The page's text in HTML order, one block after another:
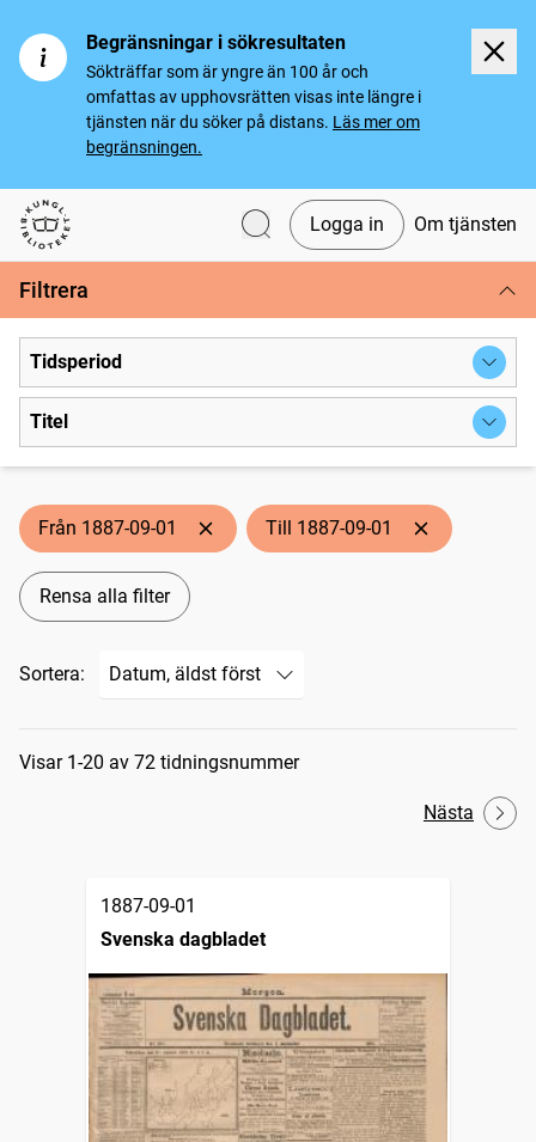
Begränsningar i sökresultaten
Sökträffar som är yngre än 100 år och
omfattas av upphovsrätten visas inte längre i
tjänsten när du söker på distans. Läs mer om
begränsningen.
Svenska tidningar
Logga in Om tjänsten
Filtrera
Tidsperiod
Titel
Från 1887-09-01 Till 1887-09-01
Rensa alla filter
Sortera:
Sökresultat
Visar 1-20 av 72 tidningsnummer
Nästa
1887-09-01
Svenska dagbladet